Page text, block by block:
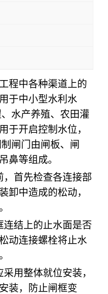
程中各种渠道上的
于中小型水利水
水产养殖、农田灌
于开启控制水位，
闸门由闸板、闸
鼻等组成。
，首先检查各连接部
卸中造成的松动，
连结上的止水面是否
动连接螺栓将止水
用整体就位安装，
装，防止闸框变